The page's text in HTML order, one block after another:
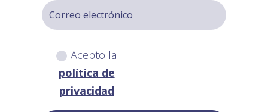
Acepto la
política de
privacidad